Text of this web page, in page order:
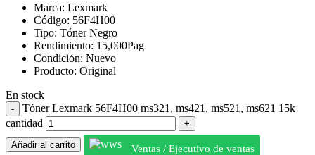
Marca: Lexmark
Código: 56F4H00
Tipo: Tóner Negro
Rendimiento: 15,000Pag
Condición: Nuevo
Producto: Original
En stock
Tóner Lexmark 56F4H00 ms321, ms421, ms521, ms621 15k
cantidad
Añadir al carrito
Ventas / Ejecutivo de ventas